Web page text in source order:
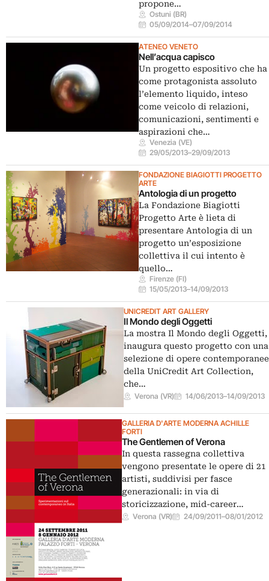
propone…
Ostuni (BR)
05/09/2014–07/09/2014
ATENEO VENETO
Nell’acqua capisco
Un progetto espositivo che ha
come protagonista assoluto
l’elemento liquido, inteso
come veicolo di relazioni,
comunicazioni, sentimenti e
aspirazioni che…
Venezia (VE)
29/05/2013–29/09/2013
FONDAZIONE BIAGIOTTI PROGETTO
ARTE
Antologia di un progetto
La Fondazione Biagiotti
Progetto Arte è lieta di
presentare Antologia di un
progetto un’esposizione
collettiva il cui intento è
quello…
Firenze (FI)
15/05/2013–14/09/2013
UNICREDIT ART GALLERY
Il Mondo degli Oggetti
La mostra Il Mondo degli Oggetti,
inaugura questo progetto con una
selezione di opere contemporanee
della UniCredit Art Collection,
che…
Verona (VR) 14/06/2013–14/09/2013
GALLERIA D'ARTE MODERNA ACHILLE
FORTI
The Gentlemen of Verona
In questa rassegna collettiva
vengono presentate le opere di 21
artisti, suddivisi per fasce
generazionali: in via di
storicizzazione, mid-career…
Verona (VR) 24/09/2011–08/01/2012